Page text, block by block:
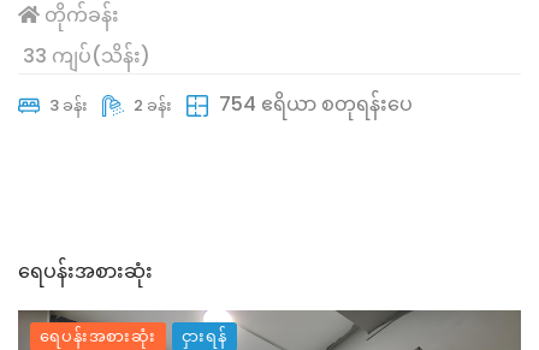
တိုက်ခန်း
33 ကျပ်(သိန်း)
3 ခန်း 2 ခန်း 754 ဧရိယာ စတုရန်းပေ
ရေပန်းအစားဆုံး
ရေပန်းအစားဆုံး ငှားရန်